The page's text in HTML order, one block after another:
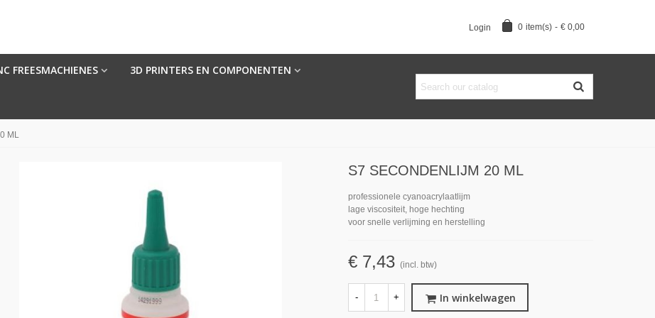
Login 0 item(s) - € 0,00
FREESMACHIENES 3D PRINTERS EN COMPONENTEN
ML
S7 SECONDENLIJM 20 ML
professionele cyanoacrylaatlijm
lage viscositeit, hoge hechting
voor snelle verlijming en herstelling
€ 7,43 (incl. btw)
- + In winkelwagen